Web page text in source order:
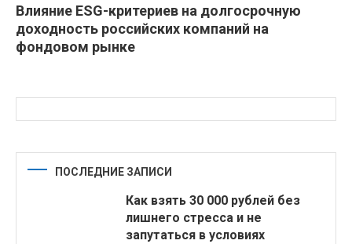
Влияние ESG-критериев на долгосрочную
доходность российских компаний на
фондовом рынке
ПОСЛЕДНИЕ ЗАПИСИ
Как взять 30 000 рублей без
лишнего стресса и не
запутаться в условиях